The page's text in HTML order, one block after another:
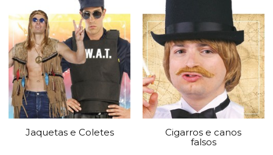
Jaquetas e Coletes
Cigarros e canos
falsos